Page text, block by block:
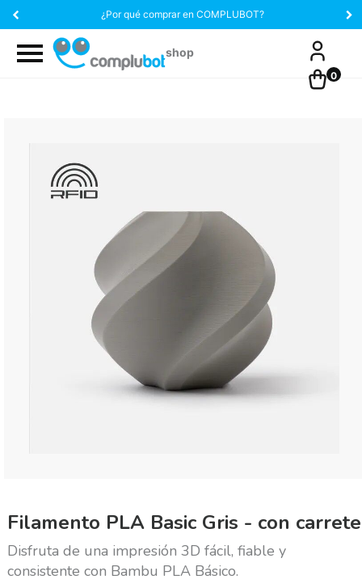
¿Por qué comprar en COMPLUBOT?
0
Filamento PLA Basic Gris - con carrete
Disfruta de una impresión 3D fácil, fiable y
consistente con Bambu PLA Básico.